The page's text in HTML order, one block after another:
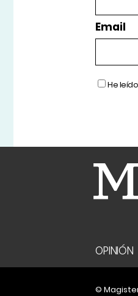
Email
He
OPINIÓN
©